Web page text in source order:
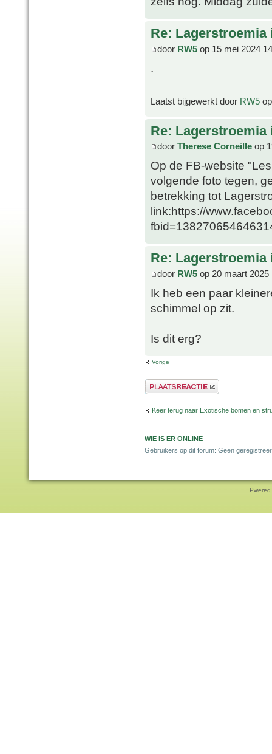
Re:
door RW5 op 15 mei 2024
.
Laatst bijgewerkt door RW5
Re:
door Therese Corneille op
Op de FB-website
volgende foto tegen,
betrekking tot
link:https://
Re:
door RW5 op 20 maart 2025
Ik heb een paar
schimmel op zit.
Is dit erg?
Vorige
Plaats een reactie
Keer terug naar Exotische bomen en
WIE IS ER ONLINE
Gebruikers op dit forum: Geen